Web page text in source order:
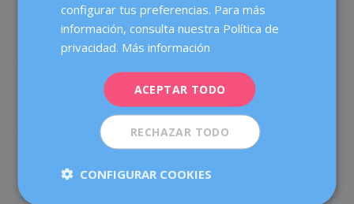
En verano, ¿aumenta el riesgo de
infecciones vaginales y urinarias?
Buenos hábitos
Aswagandha: mitos y verdades sobre el
suplemento natural de moda
Nutrición
Congelar óvulos: ¿vale la pena?
Fertilidad
configurar tus preferencias. Para más
información, consulta nuestra Política de
privacidad. Más información
ACEPTAR TODO
RECHAZAR TODO
CONFIGURAR COOKIES